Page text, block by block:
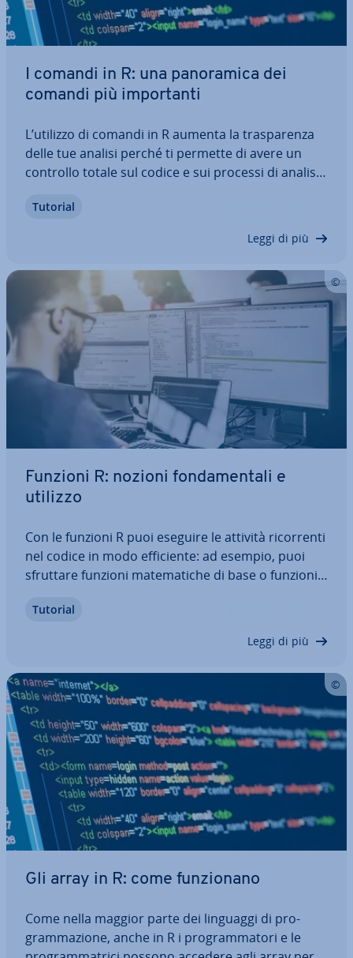
I comandi in R: una pa­no­ra­mi­ca dei
comandi più im­por­tan­ti
L’utilizzo di comandi in R aumenta la tra­spa­ren­za
delle tue analisi perché ti permette di avere un
controllo totale sul codice e sui processi di analisi.
ti­vi­tà. Ad esempio, puoi eseguire i comandi in
Tutorial
Leggi di più
Funzioni R: nozioni fon­da­men­ta­li e
utilizzo
Con le funzioni R puoi eseguire le attività ri­cor­ren­ti
nel codice in modo ef­fi­cien­te: ad esempio, puoi
sfruttare funzioni ma­te­ma­ti­che di base o funzioni
sua­liz­za­zio­ni grafiche. Inoltre, puoi scrivere
Tutorial
Leggi di più
Gli array in R: come fun­zio­na­no
Come nella maggior parte dei linguaggi di pro­
gram­ma­zio­ne, anche in R i pro­gram­ma­to­ri e le